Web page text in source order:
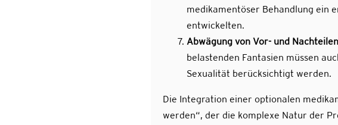
medikamentöser Behandlung ein
entwickelten.
Abwägung von Vor- und
belastenden Fantasien müssen
Sexualität berücksichtigt werden.
Die Integration einer optionalen
werden“, der die komplexe Natur der